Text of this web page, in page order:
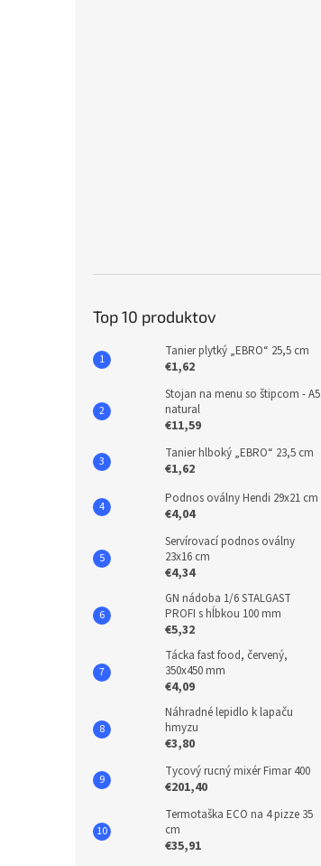
Top 10 produktov
Tanier plytký „EBRO“ 25,5 cm
€1,62
Stojan na menu so štipcom - A5
natural
€11,59
Tanier hlboký „EBRO“ 23,5 cm
€1,62
Podnos oválny Hendi 29x21 cm
€4,04
Servírovací podnos oválny
23x16 cm
€4,34
GN nádoba 1/6 STALGAST
PROFI s hĺbkou 100 mm
€5,32
Tácka fast food, červený,
350x450 mm
€4,09
Náhradné lepidlo k lapaču
hmyzu
€3,80
Tycový rucný mixér Fimar 400
€201,40
Termotaška ECO na 4 pizze 35
cm
€35,91